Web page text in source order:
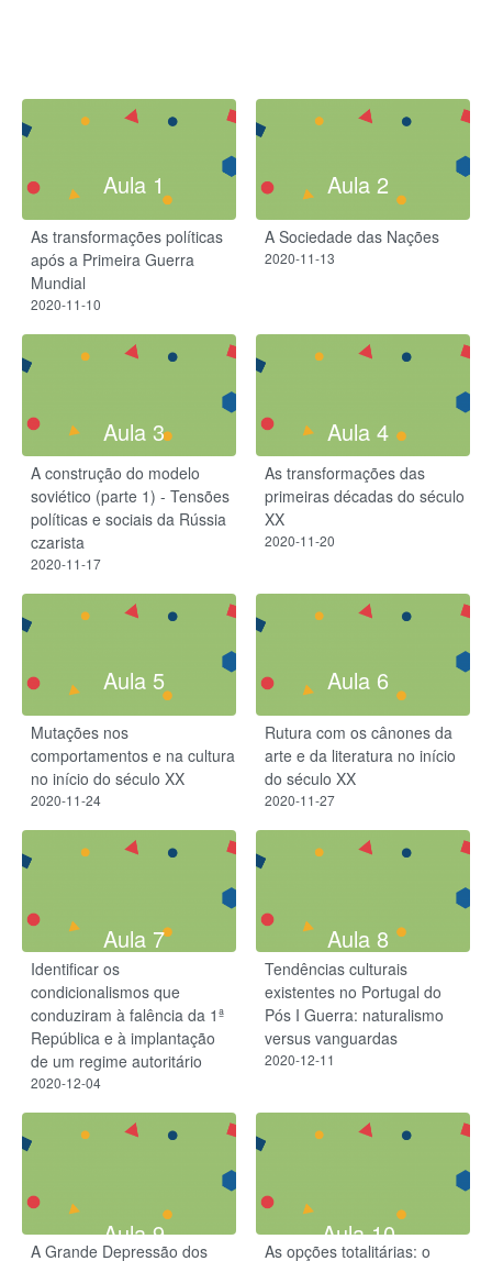
Aula 1
As transformações políticas
após a Primeira Guerra
Mundial
2020-11-10
Aula 2
A Sociedade das Nações
2020-11-13
Aula 3
A construção do modelo
soviético (parte 1) - Tensões
políticas e sociais da Rússia
czarista
2020-11-17
Aula 4
As transformações das
primeiras décadas do século
XX
2020-11-20
Aula 5
Mutações nos
comportamentos e na cultura
no início do século XX
2020-11-24
Aula 6
Rutura com os cânones da
arte e da literatura no início
do século XX
2020-11-27
Aula 7
Identificar os
condicionalismos que
conduziram à falência da 1ª
República e à implantação
de um regime autoritário
2020-12-04
Aula 8
Tendências culturais
existentes no Portugal do
Pós I Guerra: naturalismo
versus vanguardas
2020-12-11
Aula 9
A Grande Depressão dos
Aula 10
As opções totalitárias: o